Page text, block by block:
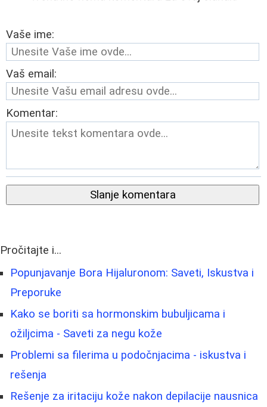
Vaše ime:
Vaš email:
Komentar:
Slanje komentara
Pročitajte i...
Popunjavanje Bora Hijaluronom: Saveti, Iskustva i
Preporuke
Kako se boriti sa hormonskim bubuljicama i
ožiljcima - Saveti za negu kože
Problemi sa filerima u podočnjacima - iskustva i
rešenja
Rešenje za iritaciju kože nakon depilacije nausnica